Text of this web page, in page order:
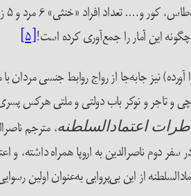
این آمار را جمع‌آوری کرده است![۵]
آورده) نیز جابه‌جا از رواج روابط جنسی
تاجر و نوکر باب دولتی و ملتی هرکس
اعتمادالسلطنه، مترجم
دوم ناصرالدین به اروپا همراه داشته، و
از این بی‌پروایی به‌عنوان اولین